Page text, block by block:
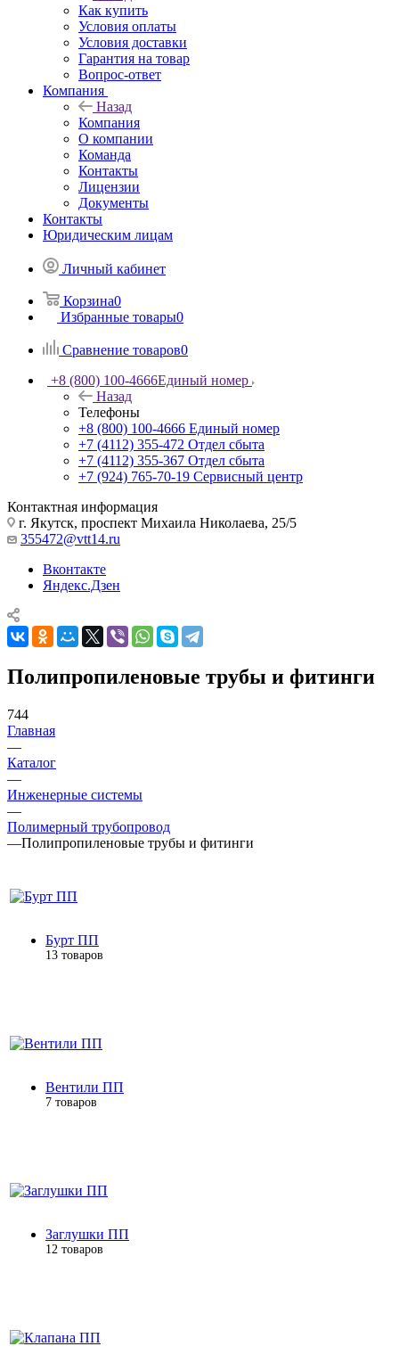
Как купить
Условия оплаты
Условия доставки
Гарантия на товар
Вопрос-ответ
Компания
Назад
Компания
О компании
Команда
Контакты
Лицензии
Документы
Контакты
Юридическим лицам
Личный кабинет
Корзина0
Избранные товары0
Сравнение товаров0
+8 (800) 100-4666Единый номер
Назад
Телефоны
+8 (800) 100-4666 Единый номер
+7 (4112) 355-472 Отдел сбыта
+7 (4112) 355-367 Отдел сбыта
+7 (924) 765-70-19 Сервисный центр
Контактная информация
г. Якутск, проспект Михаила Николаева, 25/5
355472@vtt14.ru
Вконтакте
Яндекс.Дзен
Полипропиленовые трубы и фитинги
744
Главная
—
Каталог
—
Инженерные системы
—
Полимерный трубопровод
—Полипропиленовые трубы и фитинги
Бурт ПП
13 товаров
Вентили ПП
7 товаров
Заглушки ПП
12 товаров